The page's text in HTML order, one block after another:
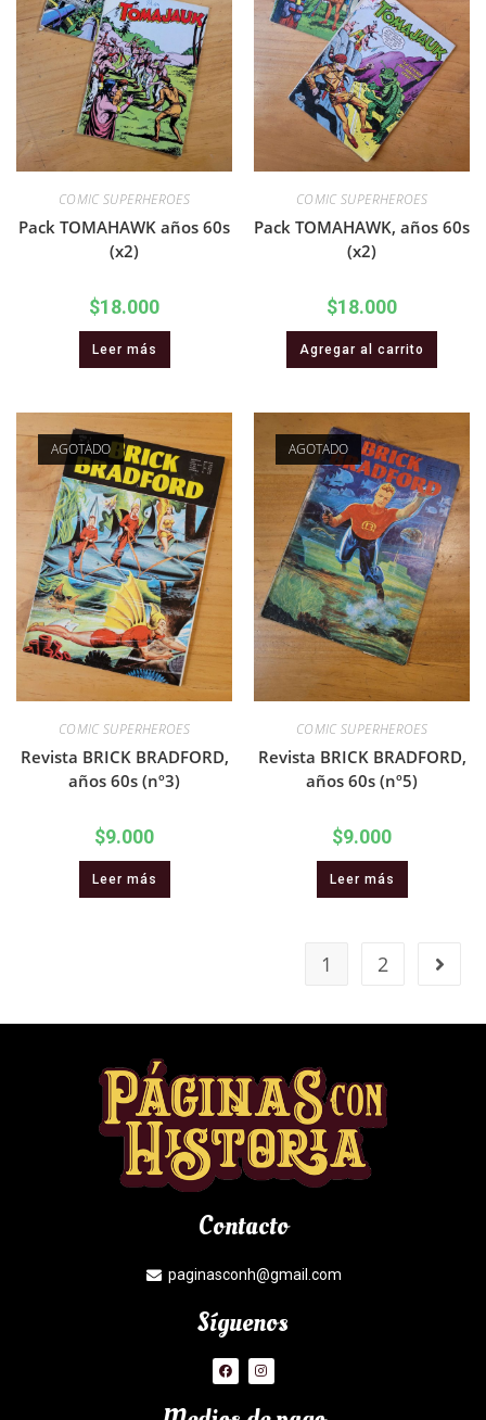
COMIC SUPERHEROES
Pack TOMAHAWK años 60s
(x2)
$18.000
Leer más
COMIC SUPERHEROES
Pack TOMAHAWK, años 60s
(x2)
$18.000
Agregar al carrito
AGOTADO
COMIC SUPERHEROES
Revista BRICK BRADFORD,
años 60s (nº3)
$9.000
Leer más
AGOTADO
COMIC SUPERHEROES
Revista BRICK BRADFORD,
años 60s (nº5)
$9.000
Leer más
1 2
Contacto
paginasconh@gmail.com
Síguenos